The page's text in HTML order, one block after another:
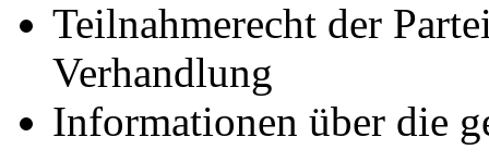
Teilnahmerecht der
Verhandlung
Informationen über die